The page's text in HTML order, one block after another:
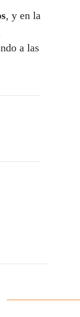
, y en la
a las